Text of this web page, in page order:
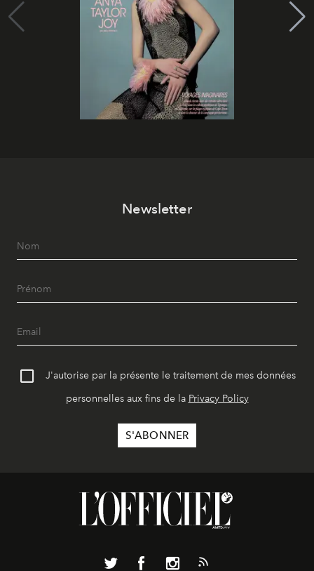
Newsletter
J'autorise par la présente le traitement de mes données
personnelles aux fins de la Privacy Policy